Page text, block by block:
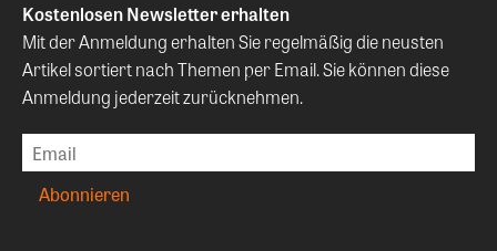
Kostenlosen Newsletter erhalten
Mit der Anmeldung erhalten Sie regelmäßig die neusten
Artikel sortiert nach Themen per Email. Sie können diese
Anmeldung jederzeit zurücknehmen.